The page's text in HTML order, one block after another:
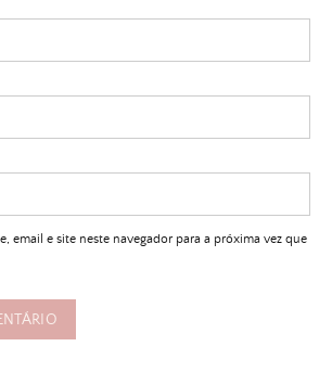
email e site neste navegador para a próxima vez que